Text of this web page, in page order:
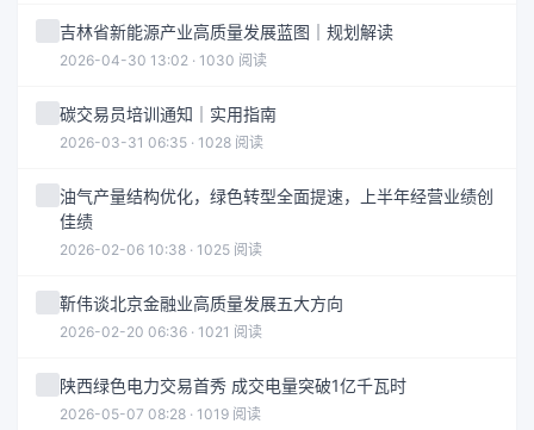
吉林省新能源产业高质量发展蓝图｜规划解读
2026-04-30 13:02 · 1030 阅读
碳交易员培训通知｜实用指南
2026-03-31 06:35 · 1028 阅读
油气产量结构优化，绿色转型全面提速，上半年经营业绩创
佳绩
2026-02-06 10:38 · 1025 阅读
靳伟谈北京金融业高质量发展五大方向
2026-02-20 06:36 · 1021 阅读
陕西绿色电力交易首秀 成交电量突破1亿千瓦时
2026-05-07 08:28 · 1019 阅读